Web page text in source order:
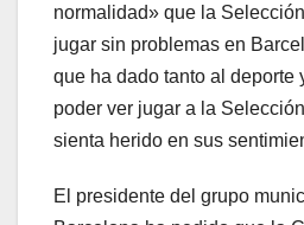
normalidad» que la
jugar sin problemas en
que ha dado tanto al deporte
poder ver jugar a la
sienta herido en sus
El presidente del grupo